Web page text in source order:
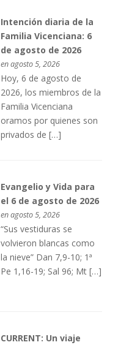
Intención diaria de la
Familia Vicenciana: 6
de agosto de 2026
en agosto 5, 2026
Hoy, 6 de agosto de
2026, los miembros de la
Familia Vicenciana
oramos por quienes son
privados de […]
Evangelio y Vida para
el 6 de agosto de 2026
en agosto 5, 2026
“Sus vestiduras se
volvieron blancas como
la nieve” Dan 7,9-10; 1ª
Pe 1,16-19; Sal 96; Mt […]
CURRENT: Un viaje